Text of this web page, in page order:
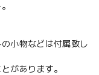
小物などは付属致し
があります。